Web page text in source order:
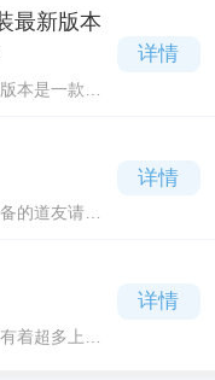
，有着非常
最新版本
本是一款高
画面设计的
详情
的道友请留
友请留步官
套完整的武
详情
着超多上古
详情